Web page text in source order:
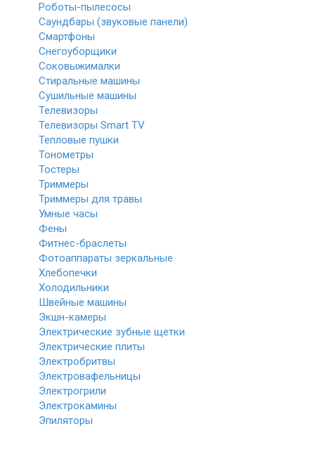
Роботы-пылесосы
Саундбары (звуковые панели)
Смартфоны
Снегоуборщики
Соковыжималки
Стиральные машины
Сушильные машины
Телевизоры
Телевизоры Smart TV
Тепловые пушки
Тонометры
Тостеры
Триммеры
Триммеры для травы
Умные часы
Фены
Фитнес-браслеты
Фотоаппараты зеркальные
Хлебопечки
Холодильники
Швейные машины
Экшн-камеры
Электрические зубные щетки
Электрические плиты
Электробритвы
Электровафельницы
Электрогрили
Электрокамины
Эпиляторы